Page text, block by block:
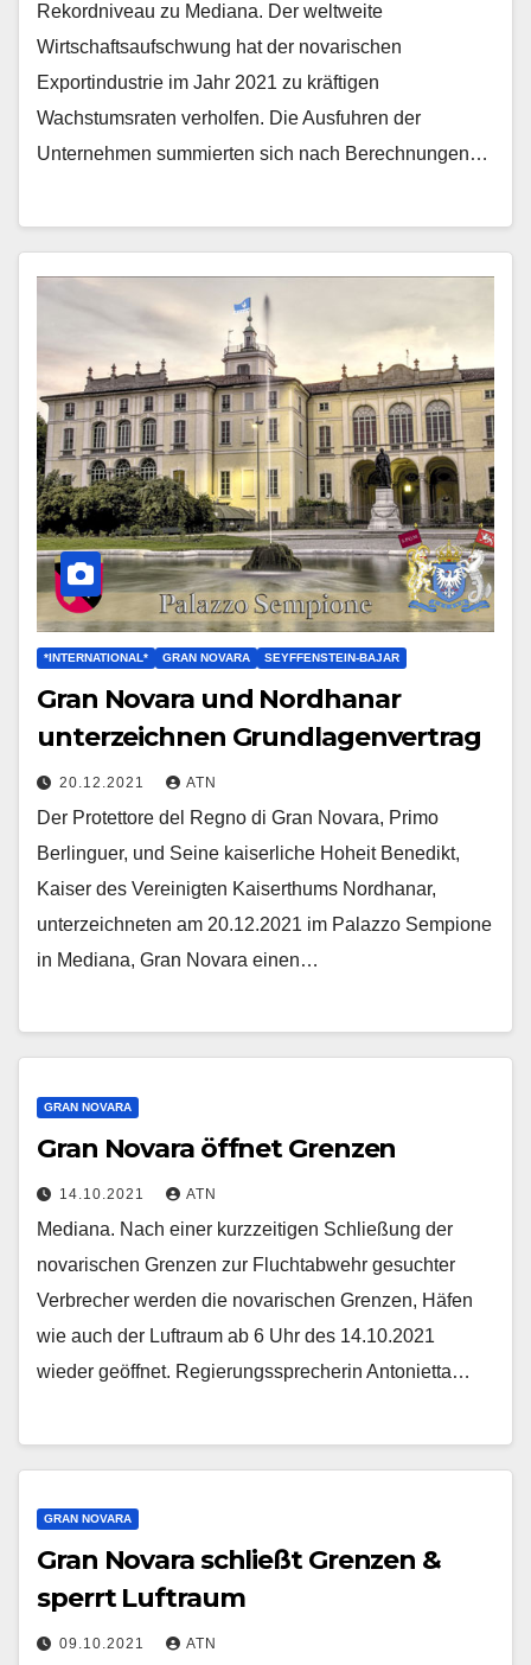
Rekordniveau zu Mediana. Der weltweite
Wirtschaftsaufschwung hat der novarischen
Exportindustrie im Jahr 2021 zu kräftigen
Wachstumsraten verholfen. Die Ausfuhren der
Unternehmen summierten sich nach Berechnungen…
*INTERNATIONAL* GRAN NOVARA SEYFFENSTEIN-BAJAR
Gran Novara und Nordhanar
unterzeichnen Grundlagenvertrag
20.12.2021 ATN
Der Protettore del Regno di Gran Novara, Primo
Berlinguer, und Seine kaiserliche Hoheit Benedikt,
Kaiser des Vereinigten Kaiserthums Nordhanar,
unterzeichneten am 20.12.2021 im Palazzo Sempione
in Mediana, Gran Novara einen…
GRAN NOVARA
Gran Novara öffnet Grenzen
14.10.2021 ATN
Mediana. Nach einer kurzzeitigen Schließung der
novarischen Grenzen zur Fluchtabwehr gesuchter
Verbrecher werden die novarischen Grenzen, Häfen
wie auch der Luftraum ab 6 Uhr des 14.10.2021
wieder geöffnet. Regierungssprecherin Antonietta…
GRAN NOVARA
Gran Novara schließt Grenzen &
sperrt Luftraum
09.10.2021 ATN